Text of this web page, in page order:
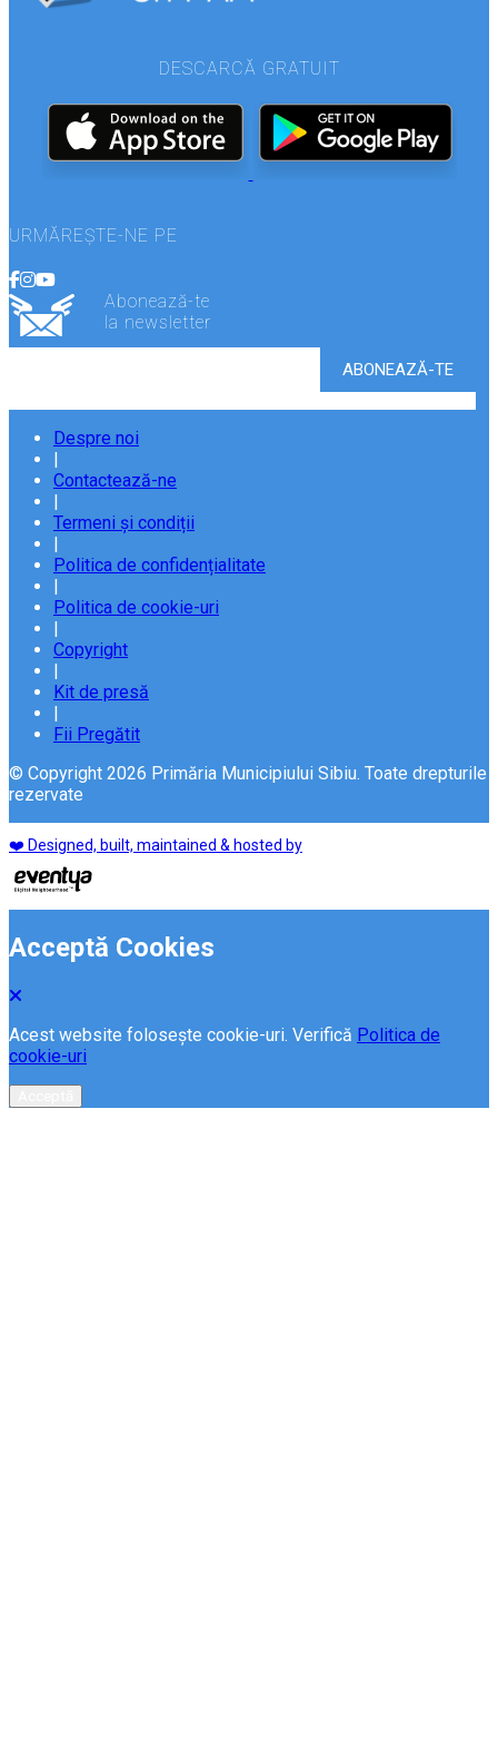
DESCARCĂ GRATUIT
URMĂREȘTE-NE PE
Abonează-te
la newsletter
Despre noi
Contactează-ne
Termeni și condiții
Politica de confidențialitate
Politica de cookie-uri
Copyright
Kit de presă
Fii Pregătit
© Copyright 2026 Primăria Municipiului Sibiu. Toate drepturile
rezervate
❤️ Designed, built, maintained & hosted by
Acceptă Cookies
Acest website folosește cookie-uri. Verifică Politica de
cookie-uri